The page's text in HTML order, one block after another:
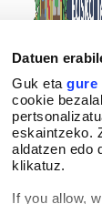
Datuen
Guk etagure
cookie
eskaintzeko.
aldatzen edo
klikatuz.
If you allow,